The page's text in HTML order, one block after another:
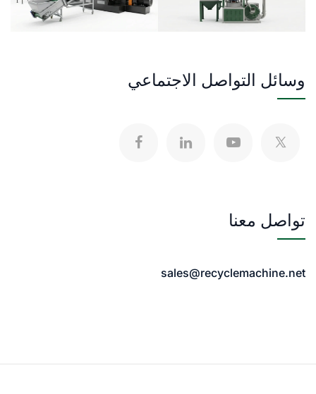
وسائل التواصل الاجتماعي
تواصل معنا
sales@recyclemachine.net